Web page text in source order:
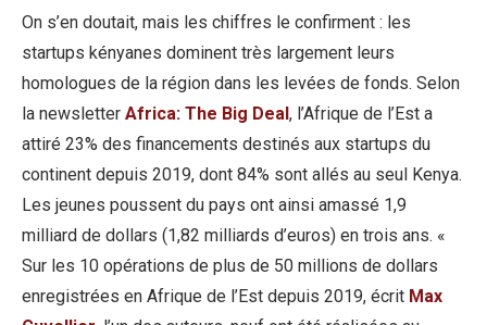
On s’en doutait, mais les chiffres le confirment : les
startups kényanes dominent très largement leurs
homologues de la région dans les levées de fonds. Selon
la newsletter Africa: The Big Deal , l’Afrique de l’Est a
attiré 23% des financements destinés aux startups du
continent depuis 2019, dont 84% sont allés au seul Kenya.
Les jeunes poussent du pays ont ainsi amassé 1,9
milliard de dollars (1,82 milliards d’euros) en trois ans. «
Sur les 10 opérations de plus de 50 millions de dollars
enregistrées en Afrique de l’Est depuis 2019, écrit Max